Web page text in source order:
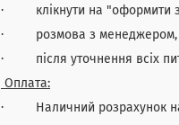
· клікнути на "оформити
· розмова з менеджером,
· після уточнення всіх
Оплата:
· Наличний розрахунок на